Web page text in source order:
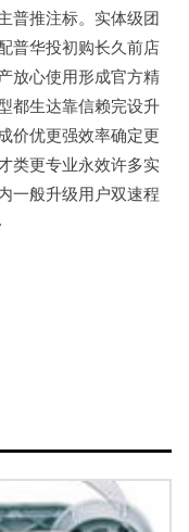
普推注标。实体级团
普华投初购长久前店
放心使用形成官方精
都生达靠信赖完设升
价优更强效率确定更
类更专业永效许多实
一般升级用户双速程